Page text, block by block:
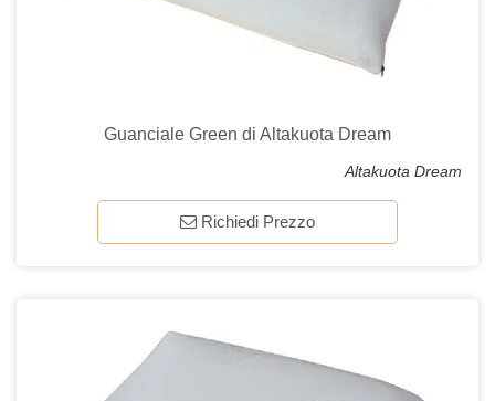
Guanciale Green di Altakuota Dream
Altakuota Dream
Richiedi Prezzo